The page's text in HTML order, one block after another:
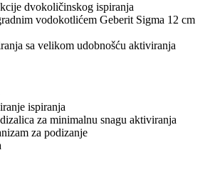
dvokoličinskog ispiranja
vodokotlićem Geberit Sigma 12 cm
sa velikom udobnošću aktiviranja
ispiranja
za minimalnu snagu aktiviranja
za podizanje